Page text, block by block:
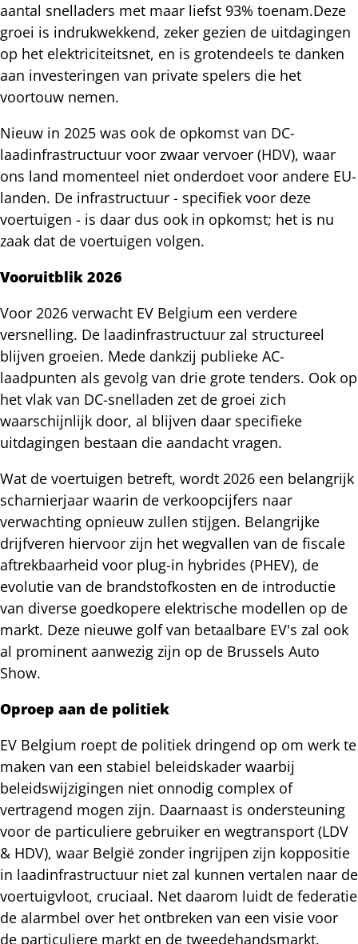
aantal snelladers met maar liefst 93% toenam.Deze
groei is indrukwekkend, zeker gezien de uitdagingen
op het elektriciteitsnet, en is grotendeels te danken
aan investeringen van private spelers die het
voortouw nemen.
Nieuw in 2025 was ook de opkomst van DC-
laadinfrastructuur voor zwaar vervoer (HDV), waar
ons land momenteel niet onderdoet voor andere EU-
landen. De infrastructuur - specifiek voor deze
voertuigen - is daar dus ook in opkomst; het is nu
zaak dat de voertuigen volgen.
Vooruitblik 2026
Voor 2026 verwacht EV Belgium een verdere
versnelling. De laadinfrastructuur zal structureel
blijven groeien. Mede dankzij publieke AC-
laadpunten als gevolg van drie grote tenders. Ook op
het vlak van DC-snelladen zet de groei zich
waarschijnlijk door, al blijven daar specifieke
uitdagingen bestaan die aandacht vragen.
Wat de voertuigen betreft, wordt 2026 een belangrijk
scharnierjaar waarin de verkoopcijfers naar
verwachting opnieuw zullen stijgen. Belangrijke
drijfveren hiervoor zijn het wegvallen van de fiscale
aftrekbaarheid voor plug-in hybrides (PHEV), de
evolutie van de brandstofkosten en de introductie
van diverse goedkopere elektrische modellen op de
markt. Deze nieuwe golf van betaalbare EV's zal ook
al prominent aanwezig zijn op de Brussels Auto
Show.
Oproep aan de politiek
EV Belgium roept de politiek dringend op om werk te
maken van een stabiel beleidskader waarbij
beleidswijzigingen niet onnodig complex of
vertragend mogen zijn. Daarnaast is ondersteuning
voor de particuliere gebruiker en wegtransport (LDV
& HDV), waar België zonder ingrijpen zijn koppositie
in laadinfrastructuur niet zal kunnen vertalen naar de
voertuigvloot, cruciaal. Net daarom luidt de federatie
de alarmbel over het ontbreken van een visie voor
de particuliere markt en de tweedehandsmarkt.